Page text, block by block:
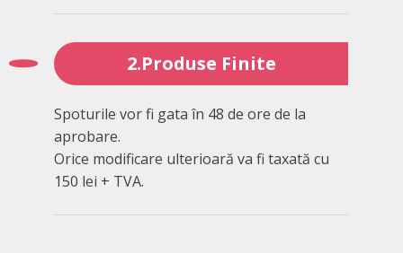
2.Produse Finite
Spoturile vor fi gata în 48 de ore de la
aprobare.
Orice modificare ulterioară va fi taxată cu
150 lei + TVA.